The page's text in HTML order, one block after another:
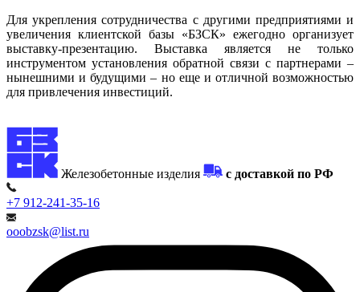
Для укрепления сотрудничества с другими предприятиями и
увеличения клиентской базы «БЗСК» ежегодно организует
выставку-презентацию. Выставка является не только
инструментом установления обратной связи с партнерами –
нынешними и будущими – но еще и отличной возможностью
для привлечения инвестиций.
Железобетонные изделия с доставкой по РФ
+7 912-241-35-16
ooobzsk@list.ru